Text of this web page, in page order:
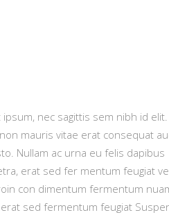
nec sagittis sem nibh id elit.
mauris vitae erat consequat
Nullam ac urna eu felis dapibus
erat sed fer mentum feugiat
con dimentum fermentum
sed fermentum feugiat